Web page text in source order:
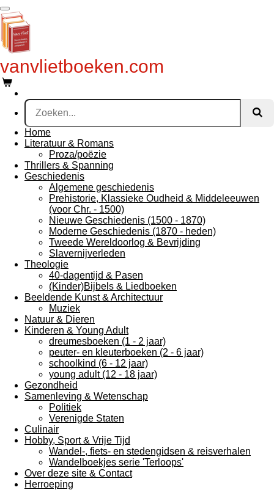
Ga
direct
naar
de
hoofdinhoud
vanvlietboeken.com
Home
Literatuur & Romans
Proza/poëzie
Thrillers & Spanning
Geschiedenis
Algemene geschiedenis
Prehistorie, Klassieke Oudheid & Middeleeuwen
(voor Chr. - 1500)
Nieuwe Geschiedenis (1500 - 1870)
Moderne Geschiedenis (1870 - heden)
Tweede Wereldoorlog & Bevrijding
Slavernijverleden
Theologie
40-dagentijd & Pasen
(Kinder)Bijbels & Liedboeken
Beeldende Kunst & Architectuur
Muziek
Natuur & Dieren
Kinderen & Young Adult
dreumesboeken (1 - 2 jaar)
peuter- en kleuterboeken (2 - 6 jaar)
schoolkind (6 - 12 jaar)
young adult (12 - 18 jaar)
Gezondheid
Samenleving & Wetenschap
Politiek
Verenigde Staten
Culinair
Hobby, Sport & Vrije Tijd
Wandel-, fiets- en stedengidsen & reisverhalen
Wandelboekjes serie 'Terloops'
Over deze site & Contact
Herroeping